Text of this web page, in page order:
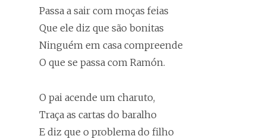
Passa a sair com moças feias
Que ele diz que são bonitas
Ninguém em casa compreende
O que se passa com Ramón.
O pai acende um charuto,
Traça as cartas do baralho
E diz que o problema do filho